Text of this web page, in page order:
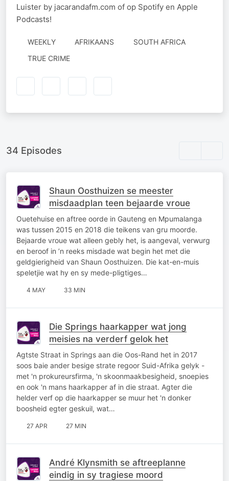
Luister by jacarandafm.com of op Spotify en Apple
Podcasts!
WEEKLY AFRIKAANS
SOUTH AFRICA
TRUE CRIME
34 Episodes
Shaun Oosthuizen se meester
misdaadplan teen bejaarde vroue
Ouetehuise en aftree oorde in Gauteng en Mpumalanga
was tussen 2015 en 2018 die teikens van gru moorde.
Bejaarde vroue wat alleen gebly het, is aangeval, verwurg
en beroof in ’n reeks misdade wat begin het met die
geldgierigheid van Shaun Oosthuizen. Die kat-en-muis
speletjie wat hy en sy mede-pligtiges…
4 MAY 33 MIN
Die Springs haarkapper wat jong
meisies na verderf gelok het
Agtste Straat in Springs aan die Oos-Rand het in 2017
soos baie ander besige strate regoor Suid-Afrika gelyk -
met 'n prokureursfirma, 'n skoonmaakbesigheid, snoepies
en ook 'n mans haarkapper af in die straat. Agter die
helder verf op die haarkapper se muur het 'n donker
boosheid egter geskuil, wat…
27 APR 27 MIN
André Klynsmith se aftreeplanne
eindig in sy tragiese moord